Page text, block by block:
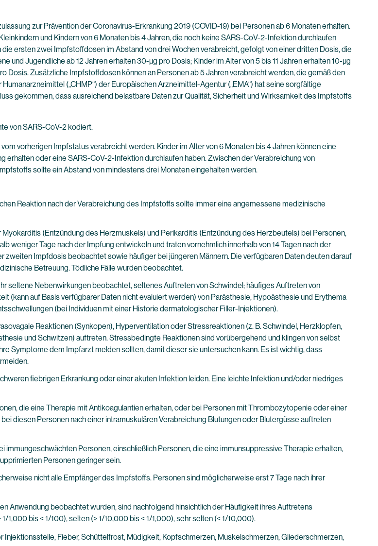
zur Prävention der Coronavirus-Erkrankung 2019 (COVID-19) bei Personen ab 6 Monaten erhalten.
und Kindern von 6 Monaten bis 4 Jahren, die noch keine SARS-CoV-2-Infektion durchlaufen
ersten zwei Impfstoffdosen im Abstand von drei Wochen verabreicht, gefolgt von einer dritten Dosis, die
Jugendliche ab 12 Jahren erhalten 30-µg pro Dosis; Kinder im Alter von 5 bis 11 Jahren erhalten 10-µg
Dosis. Zusätzliche Impfstoffdosen können an Personen ab 5 Jahren verabreicht werden, die gemäß den
(„CHMP“) der Europäischen Arzneimittel-Agentur („EMA“) hat seine sorgfältige
gekommen, dass ausreichend belastbare Daten zur Qualität, Sicherheit und Wirksamkeit des Impfstoffs
von SARS-CoV-2 kodiert.
vorherigen Impfstatus verabreicht werden. Kinder im Alter von 6 Monaten bis 4 Jahren können eine
erhalten oder eine SARS-CoV-2-Infektion durchlaufen haben. Zwischen der Verabreichung von
sollte ein Abstand von mindestens drei Monaten eingehalten werden.
Reaktion nach der Verabreichung des Impfstoffs sollte immer eine angemessene medizinische
(Entzündung des Herzmuskels) und Perikarditis (Entzündung des Herzbeutels) bei Personen,
weniger Tage nach der Impfung entwickeln und traten vornehmlich innerhalb von 14 Tagen nach der
zweiten Impfdosis beobachtet sowie häufiger bei jüngeren Männern. Die verfügbaren Daten deuten darauf
Betreuung. Tödliche Fälle wurden beobachtet.
seltene Nebenwirkungen beobachtet, seltenes Auftreten von Schwindel; häufiges Auftreten von
(kann auf Basis verfügbarer Daten nicht evaluiert werden) von Parästhesie, Hypoästhesie und Erythema
(bei Individuen mit einer Historie dermatologischer Filler-Injektionen).
Reaktionen (Synkopen), Hyperventilation oder Stressreaktionen (z. B. Schwindel, Herzklopfen,
und Schwitzen) auftreten. Stressbedingte Reaktionen sind vorübergehend und klingen von selbst
Symptome dem Impfarzt melden sollten, damit dieser sie untersuchen kann. Es ist wichtig, dass
fiebrigen Erkrankung oder einer akuten Infektion leiden. Eine leichte Infektion und/oder niedriges
die eine Therapie mit Antikoagulantien erhalten, oder bei Personen mit Thrombozytopenie oder einer
diesen Personen nach einer intramuskulären Verabreichung Blutungen oder Blutergüsse auftreten
Personen, einschließlich Personen, die eine immunsuppressive Therapie erhalten,
Personen geringer sein.
nicht alle Empfänger des Impfstoffs. Personen sind möglicherweise erst 7 Tage nach ihrer
Anwendung beobachtet wurden, sind nachfolgend hinsichtlich der Häufigkeit ihres Auftretens
1,000 bis < 1/100), selten (≥ 1/10,000 bis < 1/1,000), sehr selten (< 1/10,000).
Fieber, Schüttelfrost, Müdigkeit, Kopfschmerzen, Muskelschmerzen, Gliederschmerzen,